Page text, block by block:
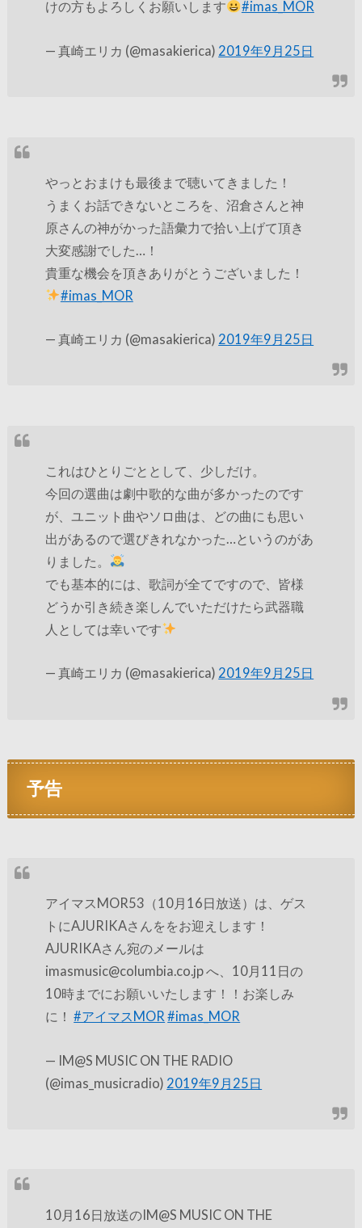
けの方もよろしくお願いします #imas_MOR
— 真崎エリカ (@masakierica) 2019年9月25日
やっとおまけも最後まで聴いてきました！
うまくお話できないところを、沼倉さんと神
原さんの神がかった語彙力で拾い上げて頂き
大変感謝でした…！
貴重な機会を頂きありがとうございました！
#imas_MOR
— 真崎エリカ (@masakierica) 2019年9月25日
これはひとりごととして、少しだけ。
今回の選曲は劇中歌的な曲が多かったのです
が、ユニット曲やソロ曲は、どの曲にも思い
出があるので選びきれなかった…というのがあ
りました。
でも基本的には、歌詞が全てですので、皆様
どうか引き続き楽しんでいただけたら武器職
人としては幸いです
— 真崎エリカ (@masakierica) 2019年9月25日
予告
アイマスMOR53（10月16日放送）は、ゲス
トにAJURIKAさんををお迎えします！
AJURIKAさん宛のメールは
imasmusic@columbia.co.jp へ、10月11日の
10時までにお願いいたします！！お楽しみ
に！#アイマスMOR #imas_MOR
— IM@S MUSIC ON THE RADIO
(@imas_musicradio) 2019年9月25日
10月16日放送のIM@S MUSIC ON THE